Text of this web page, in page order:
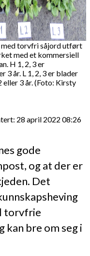
med torvfri såjord utført
med et kommersiell
H 1, 2, 3 er
3 år. L 1, 2, 3 er blader
3 år. (Foto: Kirsty
28 april 2022 08:26
gode
og at der er
Det
torvfrie
bre om seg i